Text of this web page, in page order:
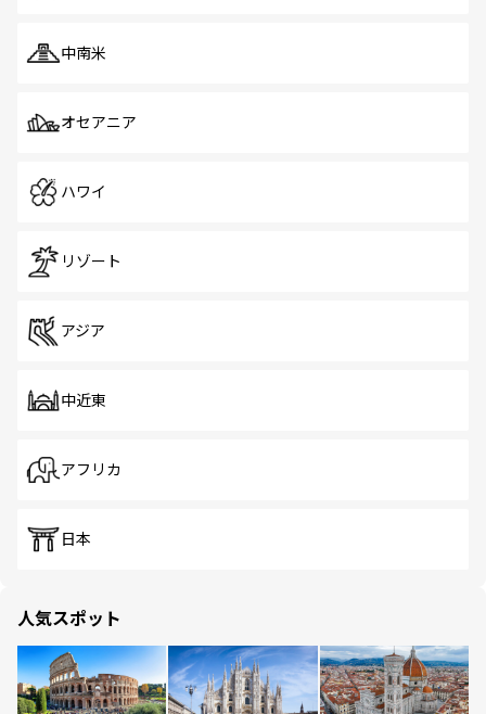
中南米
オセアニア
ハワイ
リゾート
アジア
中近東
アフリカ
日本
人気スポット